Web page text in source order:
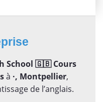
School 🇬🇧 Cours
à ·, Montpellier,
de l’anglais.